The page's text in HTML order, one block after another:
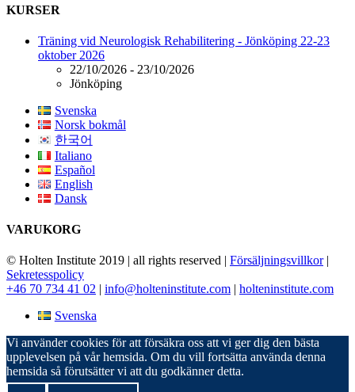
KURSER
Träning vid Neurologisk Rehabilitering - Jönköping 22-23
oktober 2026
22/10/2026 - 23/10/2026
Jönköping
Svenska
Norsk bokmål
한국어
Italiano
Español
English
Dansk
VARUKORG
© Holten Institute 2019 | all rights reserved | Försäljningsvillkor|
Sekretesspolicy
+46 70 734 41 02 | info@holteninstitute.com | holteninstitute.com
Svenska
Vi använder cookies för att försäkra oss att vi ger dig den bästa
upplevelsen på vår hemsida. Om du vill fortsätta använda denna
hemsida så förutsätter vi att du godkänner detta.